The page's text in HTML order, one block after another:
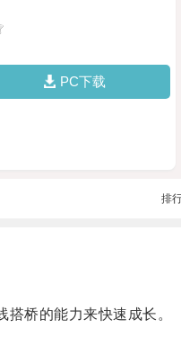
PC下载
排
桥的能力来快速成长。